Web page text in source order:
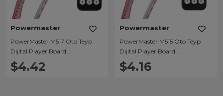
Powermaster
PowerMaster M517 Oto Teyp
Dijital Player Board
USB/AUX/SD/FM/Bluetooth
Kumandalı Mikrofonsuz Çevirici
$4.42
Powermaster
PowerMaster M515 Oto Teyp
Dijital Player Board
USB/AUX/SD/FM/Bluetooth
Kumandalı Mikrofonsuz Oto
$4.16